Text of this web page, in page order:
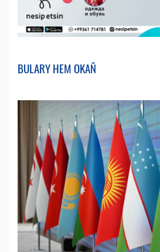
BULARY HEM OKAŇ